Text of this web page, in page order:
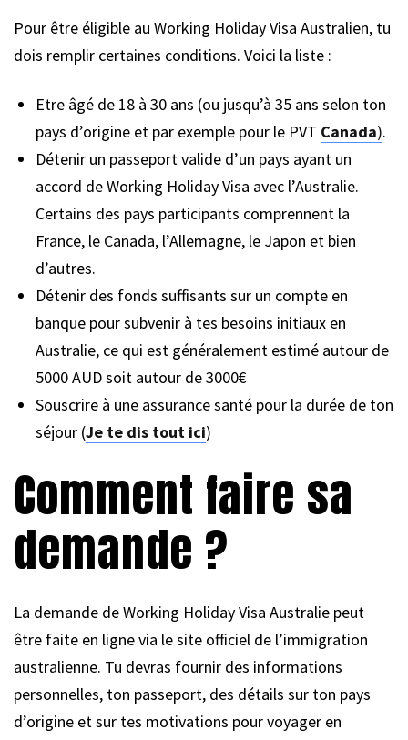
Pour être éligible au Working Holiday Visa Australien, tu
dois remplir certaines conditions. Voici la liste :
Etre âgé de 18 à 30 ans (ou jusqu’à 35 ans selon ton
pays d’origine et par exemple pour le PVT Canada).
Détenir un passeport valide d’un pays ayant un
accord de Working Holiday Visa avec l’Australie.
Certains des pays participants comprennent la
France, le Canada, l’Allemagne, le Japon et bien
d’autres.
Détenir des fonds suffisants sur un compte en
banque pour subvenir à tes besoins initiaux en
Australie, ce qui est généralement estimé autour de
5000 AUD soit autour de 3000€
Souscrire à une assurance santé pour la durée de ton
séjour (Je te dis tout ici)
Comment faire sa
demande ?
La demande de Working Holiday Visa Australie peut
être faite en ligne via le site officiel de l’immigration
australienne. Tu devras fournir des informations
personnelles, ton passeport, des détails sur ton pays
d’origine et sur tes motivations pour voyager en